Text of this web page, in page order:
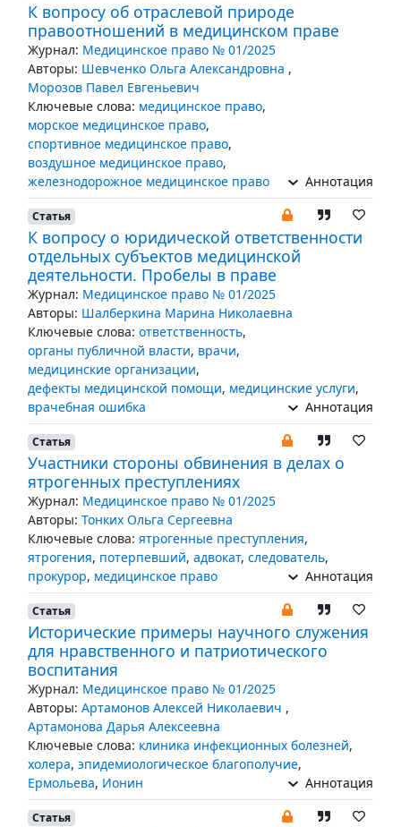
К вопросу об отраслевой природе
правоотношений в медицинском праве
Журнал: Медицинское право № 01/2025
Авторы: Шевченко Ольга Александровна ,
Морозов Павел Евгеньевич
Ключевые слова: медицинское право,
морское медицинское право,
спортивное медицинское право,
воздушное медицинское право,
железнодорожное медицинское право
Аннотация
Статья
К вопросу о юридической ответственности
отдельных субъектов медицинской
деятельности. Пробелы в праве
Журнал: Медицинское право № 01/2025
Авторы: Шалберкина Марина Николаевна
Ключевые слова: ответственность,
органы публичной власти, врачи,
медицинские организации,
дефекты медицинской помощи, медицинские услуги,
врачебная ошибка
Аннотация
Статья
Участники стороны обвинения в делах о
ятрогенных преступлениях
Журнал: Медицинское право № 01/2025
Авторы: Тонких Ольга Сергеевна
Ключевые слова: ятрогенные преступления,
ятрогения, потерпевший, адвокат, следователь,
прокурор, медицинское право Аннотация
Статья
Исторические примеры научного служения
для нравственного и патриотического
воспитания
Журнал: Медицинское право № 01/2025
Авторы: Артамонов Алексей Николаевич ,
Артамонова Дарья Алексеевна
Ключевые слова: клиника инфекционных болезней,
холера, эпидемиологическое благополучие,
Ермольева, Ионин Аннотация
Статья